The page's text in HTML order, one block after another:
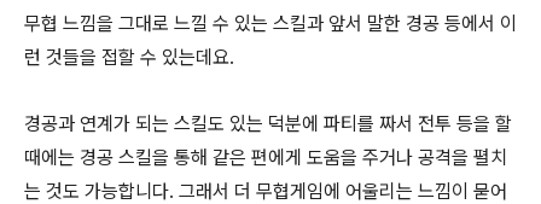
무협 느낌을 그대로 느낄 수 있는 스킬과 앞서 말한 경공 등에서 이
런 것들을 접할 수 있는데요.
경공과 연계가 되는 스킬도 있는 덕분에 파티를 짜서 전투 등을 할
때에는 경공 스킬을 통해 같은 편에게 도움을 주거나 공격을 펼치
는 것도 가능합니다. 그래서 더 무협게임에 어울리는 느낌이 묻어